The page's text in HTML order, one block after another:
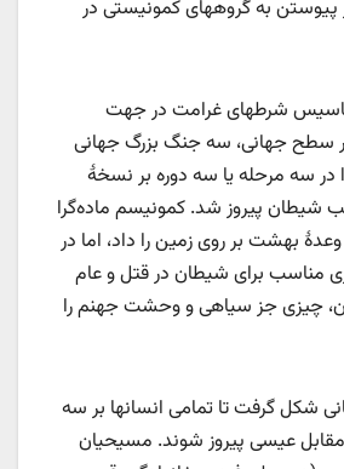
به گروههای کمونیستی در
تاسیس شرطهای غرامت در جهت
سطح جهانی، سه جنگ بزرگ جهانی
سه مرحله یا سه دوره بر نسخۀ
شیطان پیروز شد. کمونیسم ماده‌گرا
بهشت بر روی زمین را داد، اما در
مناسب برای شیطان در قتل و عام
چیزی جز سیاهی و وحشت جهنم را
شکل گرفت تا تمامی انسانها بر سه
عیسی پیروز شوند. مسیحیان